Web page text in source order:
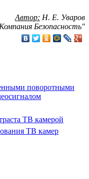
Автор: Н. Е. Уваров
Безопасность"
поворотными
ТВ камерой
ТВ камер